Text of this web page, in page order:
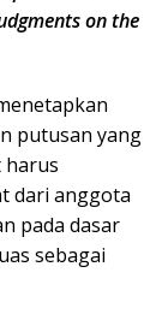
on the
putusan yang
harus
dari anggota
pada dasar
sebagai